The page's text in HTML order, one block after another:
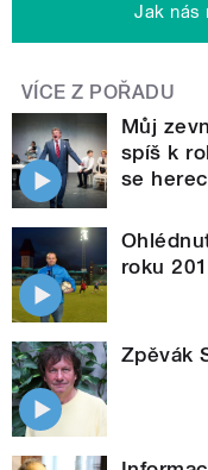
Jak nás
VÍCE Z POŘADU
Můj
spíš k
se
roku
Zpěvák